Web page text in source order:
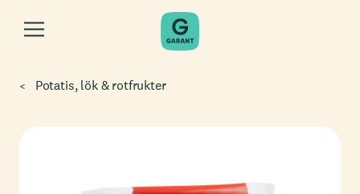
Potatis, lök & rotfrukter